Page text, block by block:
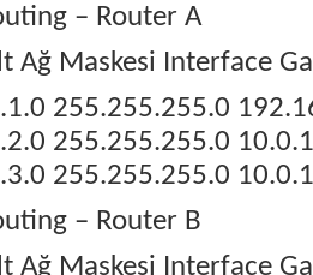
– Router A
Ağ Maskesi Interface
255.255.255.0
255.255.255.0
255.255.255.0
– Router B
Ağ Maskesi Interface